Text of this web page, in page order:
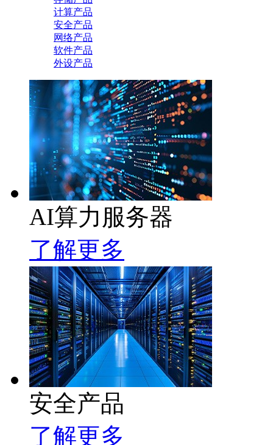
计算产品
安全产品
网络产品
软件产品
外设产品
AI算力服务器
了解更多
安全产品
了解更多